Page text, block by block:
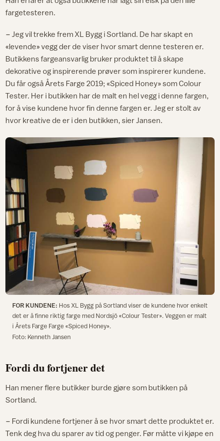
fargetesteren.
− Jeg vil trekke frem XL Bygg i Sortland. De har skapt en
«levende» vegg der de viser hvor smart denne testeren er.
Butikkens fargeansvarlig bruker produktet til å skape
dekorative og inspirerende prøver som inspirerer kundene.
Du får også Årets Farge 2019; «Spiced Honey» som Colour
Tester. Her i butikken har de malt en hel vegg i denne fargen,
for å vise kundene hvor fin denne fargen er. Jeg er stolt av
hvor kreative de er i den butikken, sier Jansen.
FOR KUNDENE: Hos XL Bygg på Sortland viser de kundene hvor enkelt
det er å finne riktig farge med Nordsjö «Colour Tester». Veggen er malt
i Årets Farge Farge «Spiced Honey».
Foto: Kenneth Jansen
Fordi du fortjener det
Han mener flere butikker burde gjøre som butikken på
Sortland.
− Fordi kundene fortjener å se hvor smart dette produktet er.
Tenk deg hva du sparer av tid og penger. Før måtte vi kjøpe en